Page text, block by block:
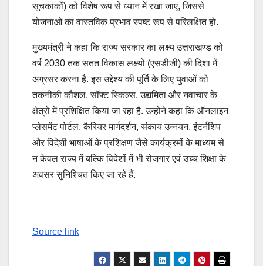
सूचकांकों) को विशेष रूप से ध्यान में रखा जाए, जिससे
योजनाओं का वास्तविक प्रभाव स्पष्ट रूप से परिलक्षित हो.
मुख्यमंत्री ने कहा कि राज्य सरकार का लक्ष्य उत्तराखण्ड को
वर्ष 2030 तक सतत विकास लक्ष्यों (एसडीजी) की दिशा में
अग्रसर करना है. इस उद्देश्य की पूर्ति के लिए युवाओं को
तकनीकी कौशल, सॉफ्ट स्किल्स, उद्यमिता और नवाचार के
क्षेत्रों में प्रशिक्षित किया जा रहा है. उन्होंने कहा कि ऑनलाइन
प्लेसमेंट पोर्टल, कैरियर मार्गदर्शन, संकाय उन्नयन, इंटर्नशिप
और विदेशी भाषाओं के प्रशिक्षण जैसे कार्यक्रमों के माध्यम से
न केवल राज्य में बल्कि विदेशों में भी रोजगार एवं उच्च शिक्षा के
अवसर सुनिश्चित किए जा रहे हैं.
Source link